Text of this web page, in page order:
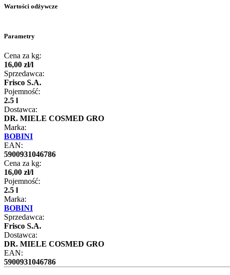
Wartości odżywcze
Parametry
Cena za kg:
16,00 zł/l
Sprzedawca:
Frisco S.A.
Pojemność:
2.5 l
Dostawca:
DR. MIELE COSMED GRO
Marka:
BOBINI
EAN:
5900931046786
Cena za kg:
16,00 zł/l
Pojemność:
2.5 l
Marka:
BOBINI
Sprzedawca:
Frisco S.A.
Dostawca:
DR. MIELE COSMED GRO
EAN:
5900931046786